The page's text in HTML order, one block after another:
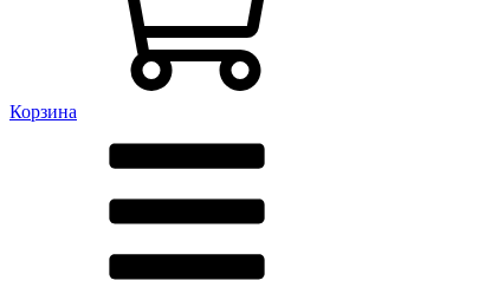
Корзина